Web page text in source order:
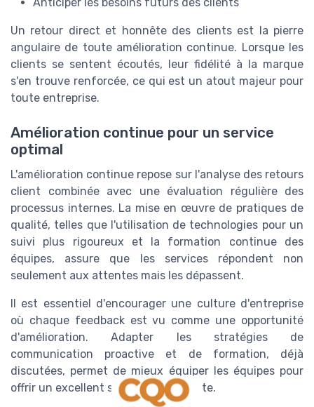
Anticiper les besoins futurs des clients
Un retour direct et honnête des clients est la pierre
angulaire de toute amélioration continue. Lorsque les
clients se sentent écoutés, leur fidélité à la marque
s'en trouve renforcée, ce qui est un atout majeur pour
toute entreprise.
Amélioration continue pour un service
optimal
L'amélioration continue repose sur l'analyse des retours
client combinée avec une évaluation régulière des
processus internes. La mise en œuvre de pratiques de
qualité, telles que l'utilisation de technologies pour un
suivi plus rigoureux et la formation continue des
équipes, assure que les services répondent non
seulement aux attentes mais les dépassent.
Il est essentiel d'encourager une culture d'entreprise
où chaque feedback est vu comme une opportunité
d'amélioration. Adapter les stratégies de
communication proactive et de formation, déjà
discutées, permet de mieux équiper les équipes pour
offrir un excellent service après-vente.